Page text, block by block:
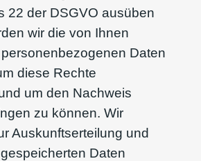
22 der DSGVO ausüben
wir die von Ihnen
Daten
diese Rechte
um den Nachweis
zu können. Wir
Auskunftserteilung und
Daten